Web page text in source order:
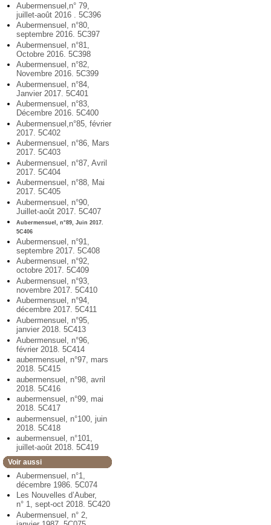
Aubermensuel,n° 79,
juillet-août 2016 . 5C396
Aubermensuel, n°80,
septembre 2016. 5C397
Aubermensuel, n°81,
Octobre 2016. 5C398
Aubermensuel, n°82,
Novembre 2016. 5C399
Aubermensuel, n°84,
Janvier 2017. 5C401
Aubermensuel, n°83,
Décembre 2016. 5C400
Aubermensuel,n°85, février
2017. 5C402
Aubermensuel, n°86, Mars
2017. 5C403
Aubermensuel, n°87, Avril
2017. 5C404
Aubermensuel, n°88, Mai
2017. 5C405
Aubermensuel, n°90,
Juillet-août 2017. 5C407
Aubermensuel, n°89, Juin 2017.
5C406
Aubermensuel, n°91,
septembre 2017. 5C408
Aubermensuel, n°92,
octobre 2017. 5C409
Aubermensuel, n°93,
novembre 2017. 5C410
Aubermensuel, n°94,
décembre 2017. 5C411
Aubermensuel, n°95,
janvier 2018. 5C413
Aubermensuel, n°96,
février 2018. 5C414
aubermensuel, n°97, mars
2018. 5C415
aubermensuel, n°98, avril
2018. 5C416
aubermensuel, n°99, mai
2018. 5C417
aubermensuel, n°100, juin
2018. 5C418
aubermensuel, n°101,
juillet-août 2018. 5C419
Voir aussi
Aubermensuel, n°1,
décembre 1986. 5C074
Les Nouvelles d’Auber,
n° 1, sept-oct 2018. 5C420
Aubermensuel, n° 2,